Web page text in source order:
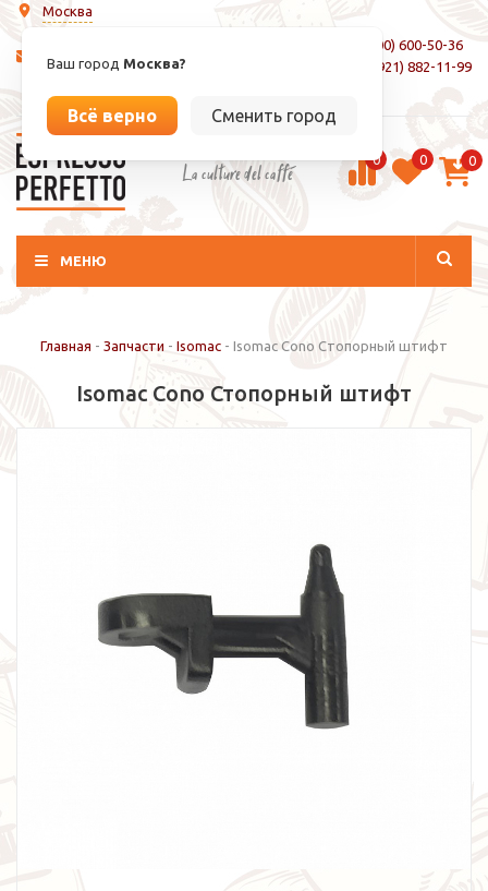
Москва
Ваш город Москва?
Всё верно Сменить город
info@espressoperfetto.ru
8 (800) 600-50-36
+7 (921) 882-11-99
La culture del caffé 0 0 0
МЕНЮ
Главная - Запчасти - Isomac - Isomac Cono Стопорный штифт
Isomac Cono Стопорный штифт